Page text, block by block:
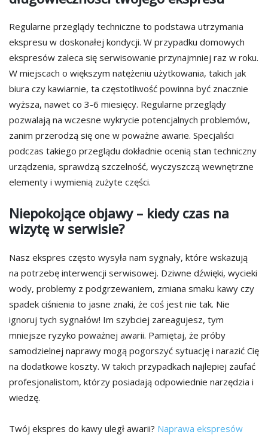
Regularne przeglądy techniczne to podstawa utrzymania
ekspresu w doskonałej kondycji. W przypadku domowych
ekspresów zaleca się serwisowanie przynajmniej raz w roku.
W miejscach o większym natężeniu użytkowania, takich jak
biura czy kawiarnie, ta częstotliwość powinna być znacznie
wyższa, nawet co 3-6 miesięcy. Regularne przeglądy
pozwalają na wczesne wykrycie potencjalnych problemów,
zanim przerodzą się one w poważne awarie. Specjaliści
podczas takiego przeglądu dokładnie ocenią stan techniczny
urządzenia, sprawdzą szczelność, wyczyszczą wewnętrzne
elementy i wymienią zużyte części.
Niepokojące objawy – kiedy czas na
wizytę w serwisie?
Nasz ekspres często wysyła nam sygnały, które wskazują
na potrzebę interwencji serwisowej. Dziwne dźwięki, wycieki
wody, problemy z podgrzewaniem, zmiana smaku kawy czy
spadek ciśnienia to jasne znaki, że coś jest nie tak. Nie
ignoruj tych sygnałów! Im szybciej zareagujesz, tym
mniejsze ryzyko poważnej awarii. Pamiętaj, że próby
samodzielnej naprawy mogą pogorszyć sytuację i narazić Cię
na dodatkowe koszty. W takich przypadkach najlepiej zaufać
profesjonalistom, którzy posiadają odpowiednie narzędzia i
wiedzę.
Twój ekspres do kawy uległ awarii? Naprawa ekspresów